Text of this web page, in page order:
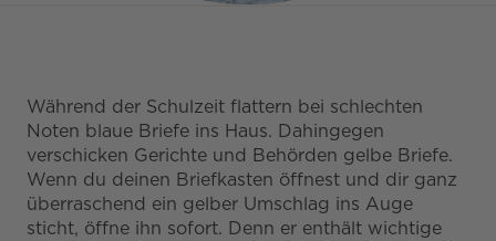
Während der Schulzeit flattern bei schlechten
Noten blaue Briefe ins Haus. Dahingegen
verschicken Gerichte und Behörden gelbe Briefe.
Wenn du deinen Briefkasten öffnest und dir ganz
überraschend ein gelber Umschlag ins Auge
sticht, öffne ihn sofort. Denn er enthält wichtige